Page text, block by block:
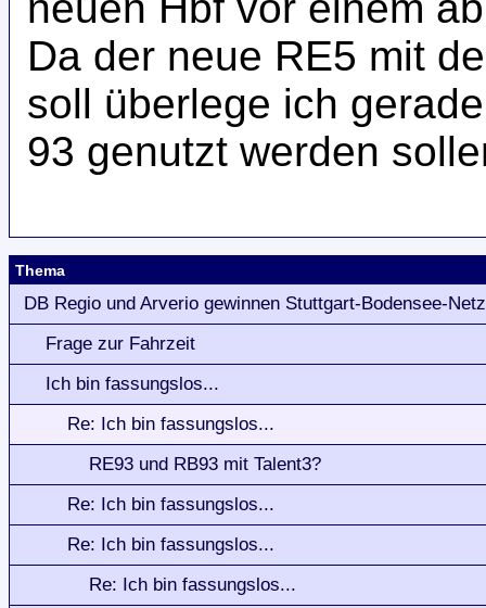
Da der neue RE5 mit
soll überlege ich
93 genutzt werden
Thema
DB Regio und Arverio gewinnen Stuttgart-Bodensee-
Frage zur Fahrzeit
Ich bin fassungslos...
Re: Ich bin fassungslos...
RE93 und RB93 mit Talent3?
Re: Ich bin fassungslos...
Re: Ich bin fassungslos...
Re: Ich bin fassungslos...